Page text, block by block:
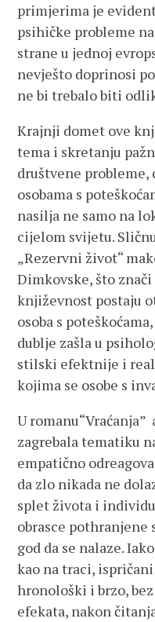
primjerima je
psihičke probleme
strane u jednoj
nevješto doprinosi
ne bi trebalo biti
Krajnji domet ove
tema i skretanju
društvene
osobama s
nasilja ne samo na
cijelom svijetu.
„Rezervni život“
Dimkovske, što
književnost postaju
osoba s
dublje zašla u
stilski efektnije i
kojima se osobe s
U
zagrebala tematiku
empatično
da zlo nikada ne
splet života i
obrasce pothranjene
god da se nalaze.
kao na traci,
hronološki i brzo,
efekata, nakon